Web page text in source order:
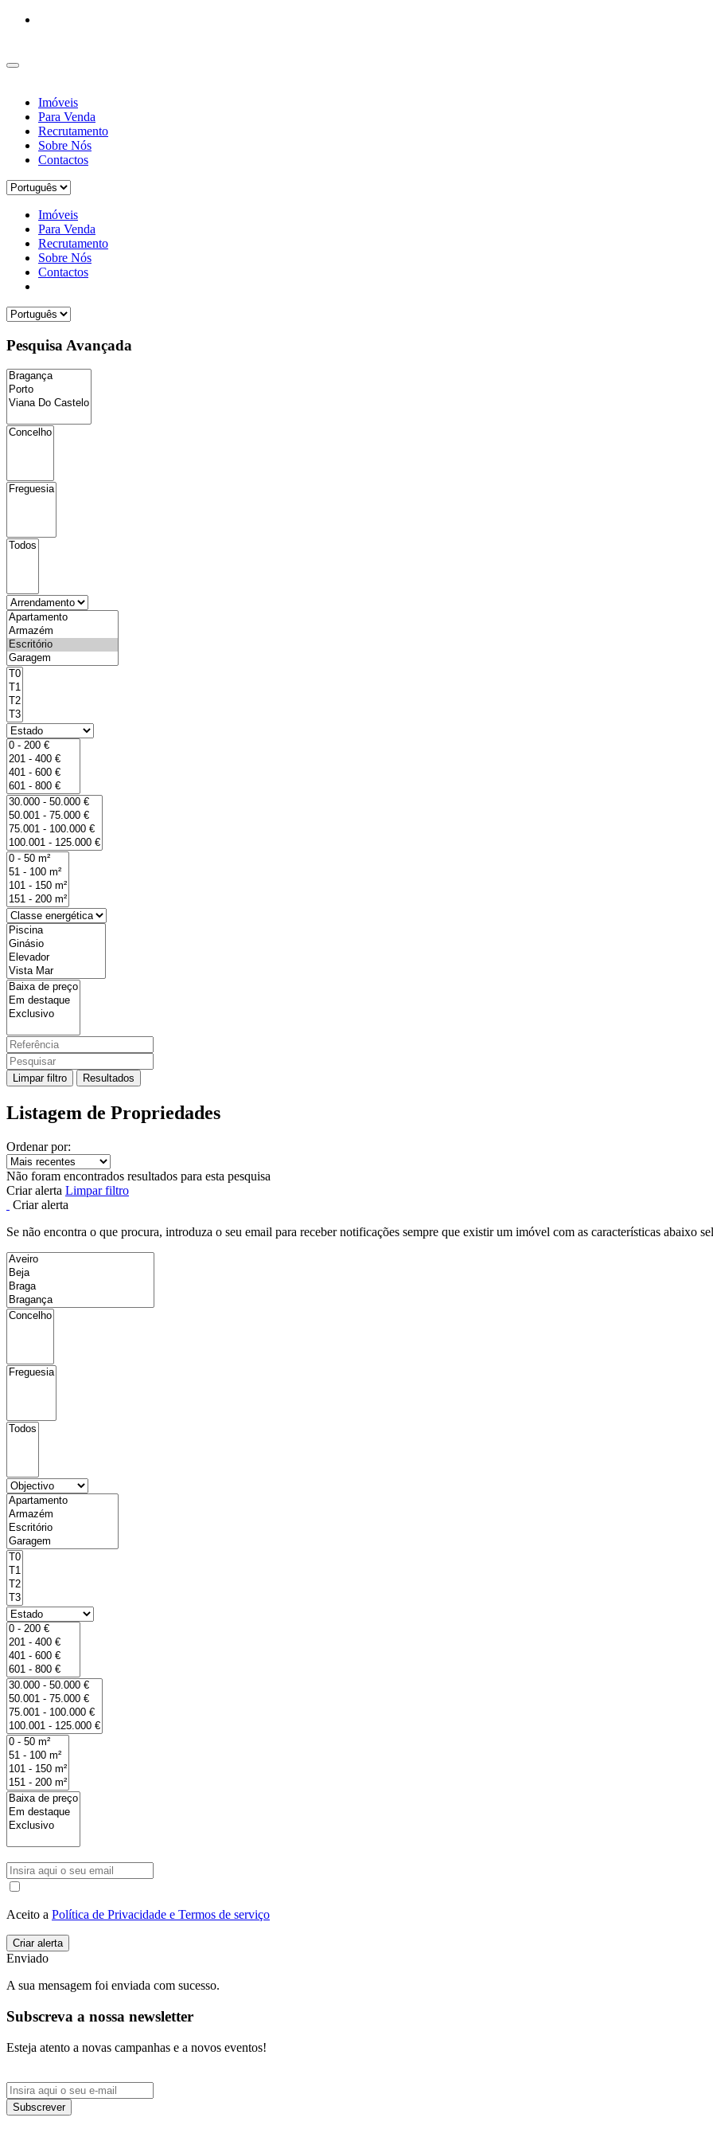
Imóveis
Para Venda
Recrutamento
Sobre Nós
Contactos
Imóveis
Para Venda
Recrutamento
Sobre Nós
Contactos
Pesquisa Avançada
Limpar filtro Resultados
Listagem de Propriedades
Ordenar por:
Não foram encontrados resultados para esta pesquisa
Criar alerta Limpar filtro
Criar alerta
Se não encontra o que procura, introduza o seu email para receber notificações sempre que existir um imóvel com as características abaixo
Aceito a Política de Privacidade e Termos de serviço
Enviado
A sua mensagem foi enviada com sucesso.
Subscreva a nossa newsletter
Esteja atento a novas campanhas e a novos eventos!